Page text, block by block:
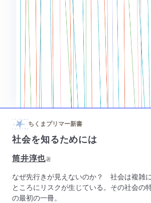
ちくまプリマー新書
社会を知るためには
筒井淳也著
なぜ先行きが見えないのか？ 社会は複雑
ところにリスクが生じている。その社会の
の最初の一冊。